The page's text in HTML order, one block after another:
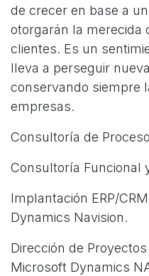
de crecer en base a
otorgarán la merecida
clientes. Es un
lleva a perseguir
conservando siempre
empresas.
Consultoría de
Consultoría Funcional
Implantación ERP/
Dynamics Navision.
Dirección de Proyectos
Microsoft Dynamics